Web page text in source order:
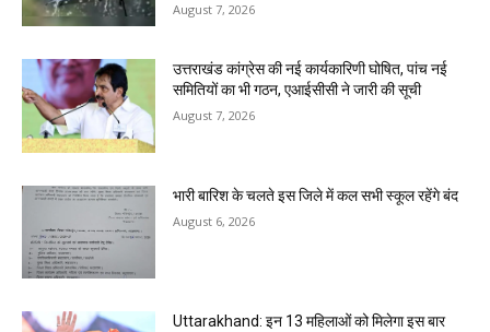
August 7, 2026
उत्तराखंड कांग्रेस की नई कार्यकारिणी घोषित, पांच नई
समितियों का भी गठन, एआईसीसी ने जारी की सूची
August 7, 2026
भारी बारिश के चलते इस जिले में कल सभी स्कूल रहेंगे बंद
August 6, 2026
Uttarakhand: इन 13 महिलाओं को मिलेगा इस बार